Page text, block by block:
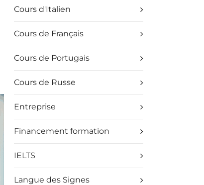
Cours d'Italien
Cours de Français
Cours de Portugais
Cours de Russe
Entreprise
Financement formation
IELTS
Langue des Signes